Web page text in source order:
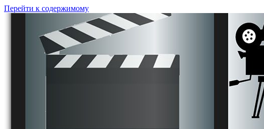
Перейти к содержимому